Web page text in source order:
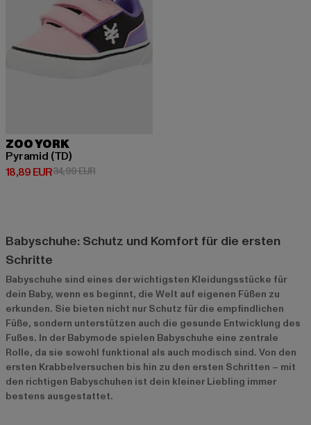
ZOO YORK
Pyramid (TD)
18,89 EUR
Derzeitiger Preis: 18,89 EUR
34,99 EURAktionspreis: 34,99 EUR
Babyschuhe: Schutz und Komfort für die ersten
Schritte
Babyschuhe sind eines der wichtigsten Kleidungsstücke für
dein Baby, wenn es beginnt, die Welt auf eigenen Füßen zu
erkunden. Sie bieten nicht nur Schutz für die empfindlichen
Füße, sondern unterstützen auch die gesunde Entwicklung des
Fußes. In der Babymode spielen Babyschuhe eine zentrale
Rolle, da sie sowohl funktional als auch modisch sind. Von den
ersten Krabbelversuchen bis hin zu den ersten Schritten – mit
den richtigen Babyschuhen ist dein kleiner Liebling immer
bestens ausgestattet.